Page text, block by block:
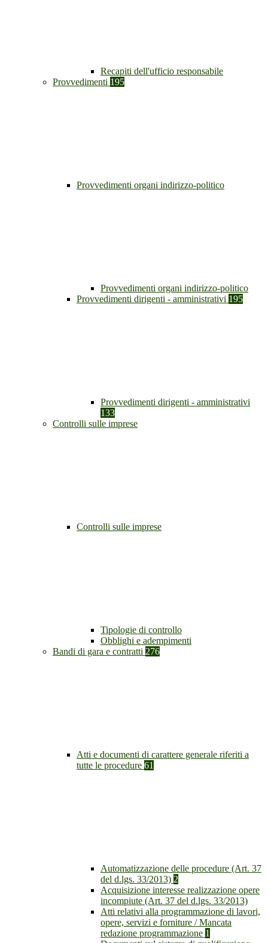
Recapiti dell'ufficio responsabile
Provvedimenti 195
Provvedimenti organi indirizzo-politico
Provvedimenti organi indirizzo-politico
Provvedimenti dirigenti - amministrativi 195
Provvedimenti dirigenti - amministrativi
133
Controlli sulle imprese
Controlli sulle imprese
Tipologie di controllo
Obblighi e adempimenti
Bandi di gara e contratti 276
Atti e documenti di carattere generale riferiti a
tutte le procedure 61
Automatizzazione delle procedure (Art. 37
del d.lgs. 33/2013) 2
Acquisizione interesse realizzazione opere
incompiute (Art. 37 del d.lgs. 33/2013)
Atti relativi alla programmazione di lavori,
opere, servizi e forniture / Mancata
redazione programmazione 1